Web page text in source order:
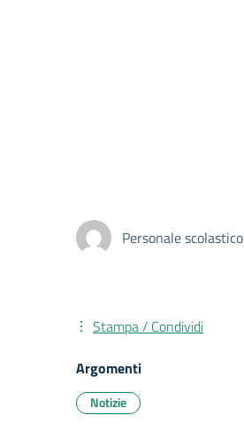
Personale scolastico
Stampa / Condividi
Argomenti
Notizie